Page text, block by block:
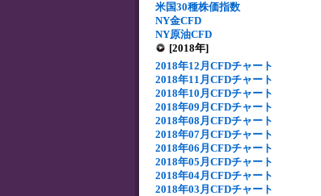
米国30種株価指数
NY金CFD
NY原油CFD
[2018年]
2018年12月CFDチャート
2018年11月CFDチャート
2018年10月CFDチャート
2018年09月CFDチャート
2018年08月CFDチャート
2018年07月CFDチャート
2018年06月CFDチャート
2018年05月CFDチャート
2018年04月CFDチャート
2018年03月CFDチャート